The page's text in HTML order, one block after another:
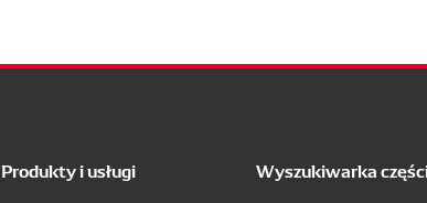
Produkty i usługi Wyszukiwarka